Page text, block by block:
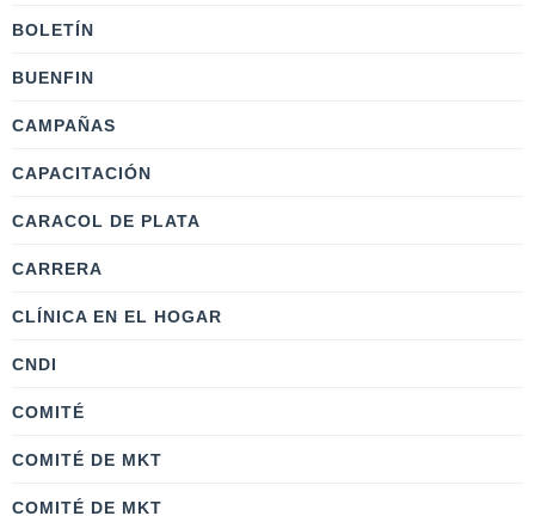
BOLETÍN
BUENFIN
CAMPAÑAS
CAPACITACIÓN
CARACOL DE PLATA
CARRERA
CLÍNICA EN EL HOGAR
CNDI
COMITÉ
COMITÉ DE MKT
COMITÉ DE MKT